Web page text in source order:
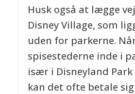
Husk også at lægge
Disney Village, som
uden for parkerne.
spisestederne inde i
især i Disneyland Park
kan det ofte betale